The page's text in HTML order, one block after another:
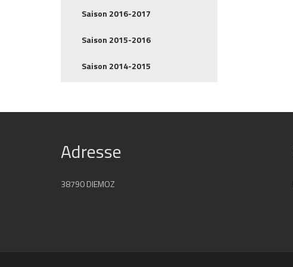
Saison 2016-2017
Saison 2015-2016
Saison 2014-2015
Adresse
38790 DIEMOZ